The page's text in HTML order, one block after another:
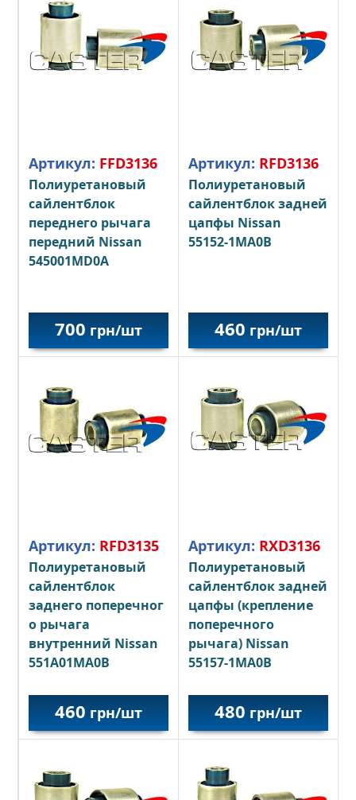
Артикул: FFD3136
Полиуретановый
сайлентблок
переднего рычага
передний Nissan
545001MD0A
700 грн/шт
Артикул: RFD3136
Полиуретановый
сайлентблок задней
цапфы Nissan
55152-1MA0B
460 грн/шт
Артикул: RFD3135
Полиуретановый
сайлентблок
заднего поперечног
о рычага
внутренний Nissan
551A01MA0B
460 грн/шт
Артикул: RXD3136
Полиуретановый
сайлентблок задней
цапфы (крепление
поперечного
рычага) Nissan
55157-1MA0B
480 грн/шт